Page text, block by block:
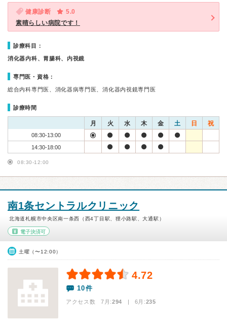
健康診断
5.0
素晴らしい病院です！
診療科目：
消化器内科、胃腸科、内視鏡
専門医・資格：
総合内科専門医、消化器病専門医、消化器内視鏡専門医
診療時間
月 火 水 木 金 土 日 祝
08:30-13:00
14:30-18:00
08:30-12:00
南1条セントラルクリニック
北海道札幌市中央区南一条西（西4丁目駅、狸小路駅、大通駅）
電子決済可
土曜（〜12:00）
4.72
10件
アクセス数 7月:294 | 6月:235